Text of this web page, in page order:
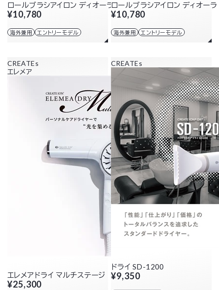
ロールブラシアイロン ディオーラ 18mm
¥10,780
海外兼用 エントリーモデル
ロールブラシアイロン ディオー
¥10,780
海外兼用 エントリーモデル
CREATEs
エレメア
エレメアドライ マルチステージ
¥25,300
CREATEs
ドライ SD-1200
¥9,350